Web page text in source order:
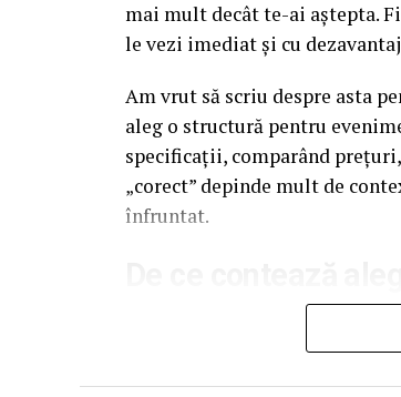
mai mult decât te-ai aștepta.
le vezi imediat și cu
Am vrut să scriu despre asta
aleg o structură pentru
specificații, comparând
„corect” depinde mult de
înfruntat.
Multe persoane tratează
merge, de obicei, spre
care e făcută structura rămâne